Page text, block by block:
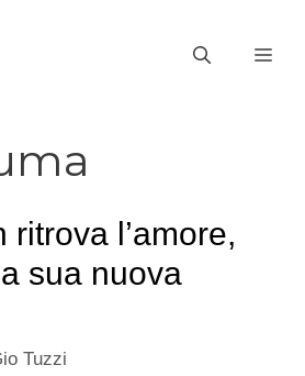
ritrova l’amore,
sua nuova
Tuzzi